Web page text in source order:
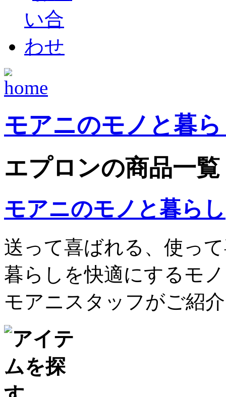
モアニのモノと暮
エプロンの商品一覧
モアニのモノと暮らし
送って喜ばれる、使っ
暮らしを快適にするモ
モアニスタッフがご紹